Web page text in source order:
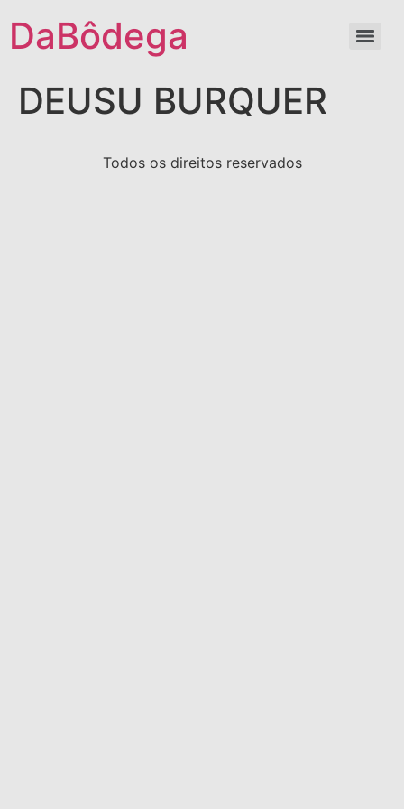
DaBôdega
DEUSU BURQUER
Todos os direitos reservados